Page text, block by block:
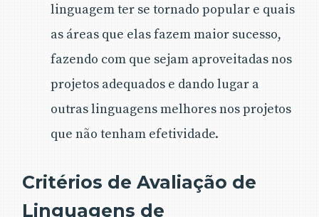
linguagem ter se tornado popular e quais
as áreas que elas fazem maior sucesso,
fazendo com que sejam aproveitadas nos
projetos adequados e dando lugar a
outras linguagens melhores nos projetos
que não tenham efetividade.
Critérios de Avaliação de
Linguagens de